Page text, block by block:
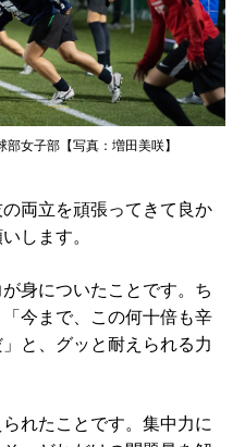
女子部【写真：増田美咲】
両立を頑張ってきて良か
します。
身についたことです。ち
今まで、この何十倍も辛
と、グッと耐えられる力
れたことです。集中力に